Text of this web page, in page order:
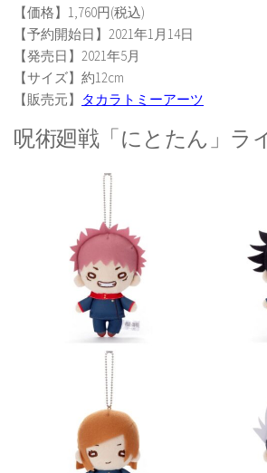
【価格】1,760円(税込)
【予約開始日】2021年1月14日
【発売日】2021年5月
【サイズ】約12cm
【販売元】 タカラトミーアーツ
呪術廻戦「にとたん」ラ